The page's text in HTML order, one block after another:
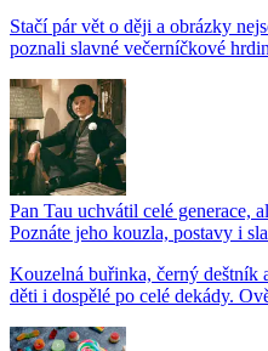
Stačí pár vět o ději a obrázky
poznali slavné večerníčkové
Pan Tau uchvátil celé generace,
Poznáte jeho kouzla, postavy i
Kouzelná buřinka, černý deštník
děti i dospělé po celé dekády.